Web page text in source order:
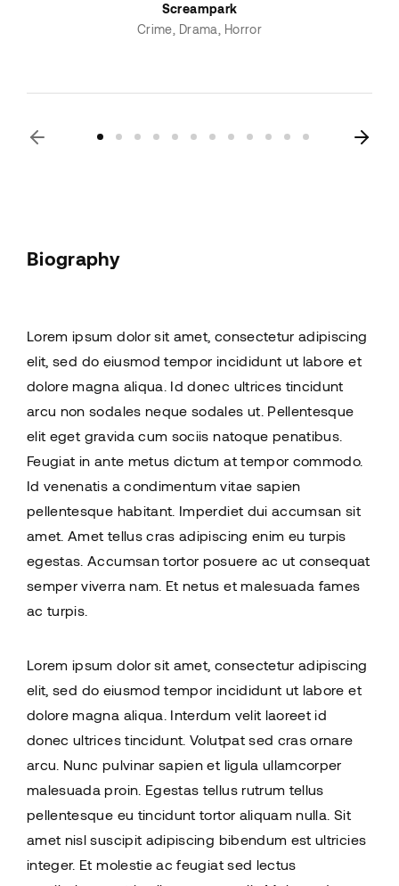
Screampark
Crime Drama Horror
Biography
Lorem ipsum dolor sit amet, consectetur adipiscing
elit, sed do eiusmod tempor incididunt ut labore et
dolore magna aliqua. Id donec ultrices tincidunt
arcu non sodales neque sodales ut. Pellentesque
elit eget gravida cum sociis natoque penatibus.
Feugiat in ante metus dictum at tempor commodo.
Id venenatis a condimentum vitae sapien
pellentesque habitant. Imperdiet dui accumsan sit
amet. Amet tellus cras adipiscing enim eu turpis
egestas. Accumsan tortor posuere ac ut consequat
semper viverra nam. Et netus et malesuada fames
ac turpis.
Lorem ipsum dolor sit amet, consectetur adipiscing
elit, sed do eiusmod tempor incididunt ut labore et
dolore magna aliqua. Interdum velit laoreet id
donec ultrices tincidunt. Volutpat sed cras ornare
arcu. Nunc pulvinar sapien et ligula ullamcorper
malesuada proin. Egestas tellus rutrum tellus
pellentesque eu tincidunt tortor aliquam nulla. Sit
amet nisl suscipit adipiscing bibendum est ultricies
integer. Et molestie ac feugiat sed lectus